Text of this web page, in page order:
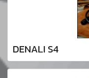
DENALI S4